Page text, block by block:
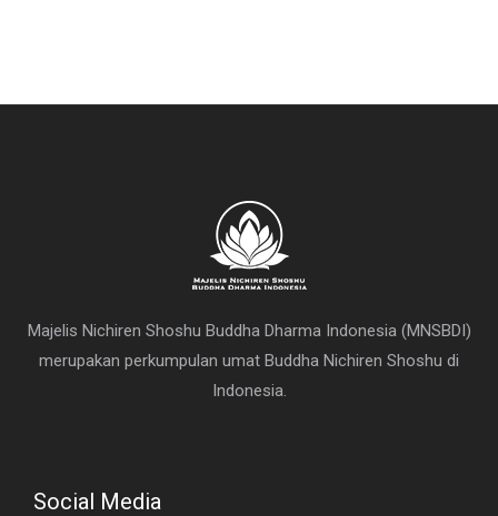
Majelis Nichiren Shoshu Buddha Dharma Indonesia (MNSBDI)
merupakan perkumpulan umat Buddha Nichiren Shoshu di
Indonesia.
Social Media